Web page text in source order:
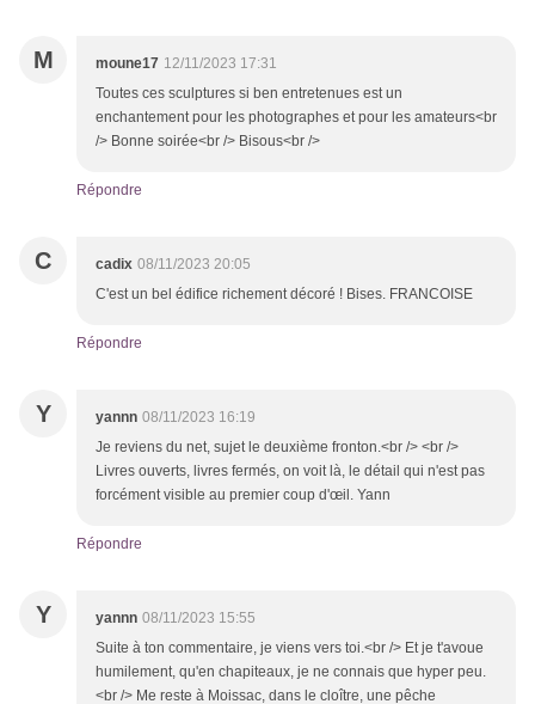
M moune17 12/11/2023 17:31
Toutes ces sculptures si ben entretenues est un
enchantement pour les photographes et pour les amateurs<br
/> Bonne soirée<br /> Bisous<br />
Répondre
C cadix 08/11/2023 20:05
C'est un bel édifice richement décoré ! Bises. FRANCOISE
Répondre
Y yannn 08/11/2023 16:19
Je reviens du net, sujet le deuxième fronton.<br /> <br />
Livres ouverts, livres fermés, on voit là, le détail qui n'est pas
forcément visible au premier coup d'œil. Yann
Répondre
Y yannn 08/11/2023 15:55
Suite à ton commentaire, je viens vers toi.<br /> Et je t'avoue
humilement, qu'en chapiteaux, je ne connais que hyper peu.
<br /> Me reste à Moissac, dans le cloître, une pêche